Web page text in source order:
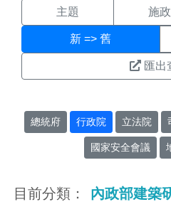
主題 施政
新 => 舊
匯出
總統府 行政院 立法院
國家安全會議
目前分類： 內政部建築